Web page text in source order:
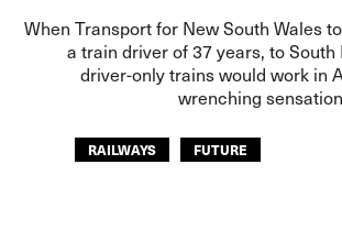
When Transport for New South Wales
a train driver of 37 years, to South
driver-only trains would work in
wrenching
RAILWAYS FUTURE